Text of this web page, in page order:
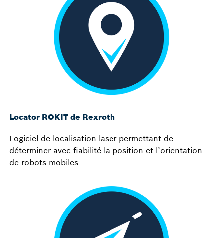
Locator ROKIT de Rexroth
Logiciel de localisation laser permettant de
déterminer avec fiabilité la position et l’orientation
de robots mobiles